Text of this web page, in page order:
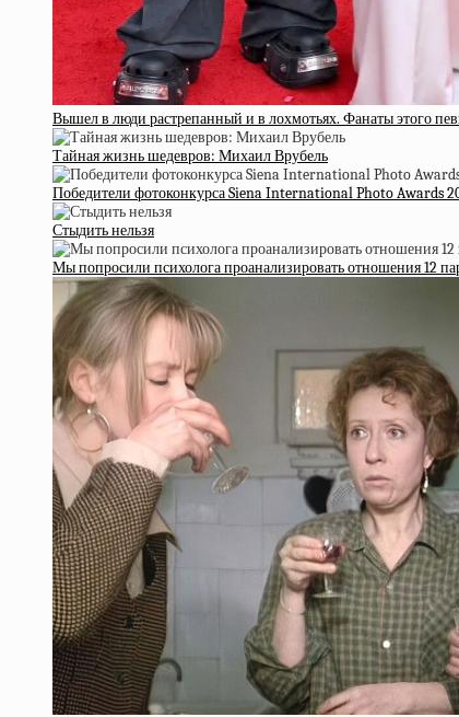
Вышел в люди растрепанный и в лохмотьях. Фанаты этого
Тайная жизнь шедевров: Михаил Врубель
Победители фотоконкурса Siena International Photo Awards
Стыдить нельзя
Мы попросили психолога проанализировать отношения 12